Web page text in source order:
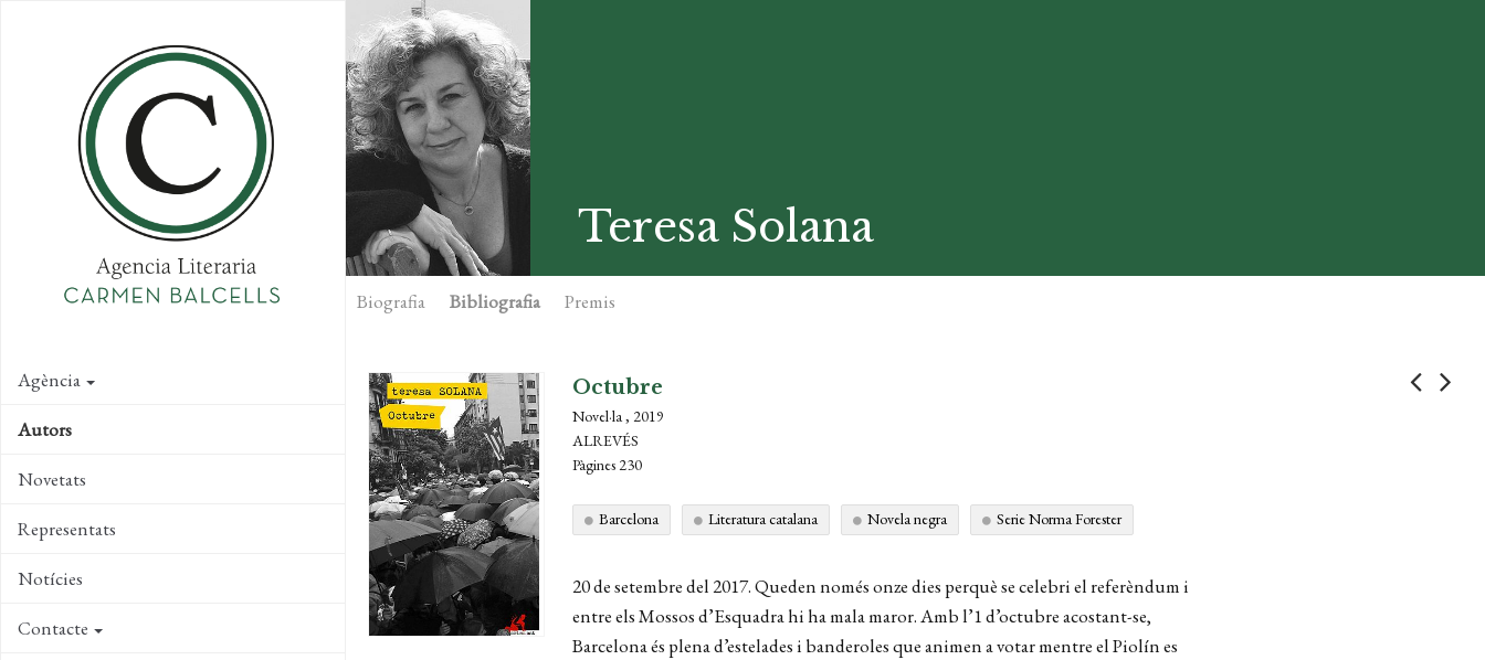
Agència
Autors
Novetats
Representats
Notícies
Contacte
Teresa Solana
Biografia Bibliografia Premis
Octubre
Novel·la , 2019
ALREVÉS
Pàgines 230
Barcelona Literatura catalana Novela negra Serie Norma Forester
20 de setembre del 2017. Queden només onze dies perquè se celebri el referèndum i
entre els Mossos d’Esquadra hi ha mala maror. Amb l’1 d’octubre acostant-se,
Barcelona és plena d’estelades i banderoles que animen a votar mentre el Piolín es